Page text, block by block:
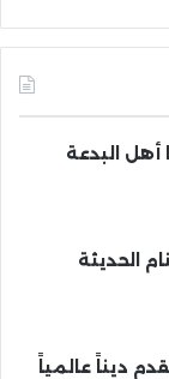
أهل البدعة
الحديثة
ديناً عالمياً